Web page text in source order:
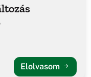
Elolvasom